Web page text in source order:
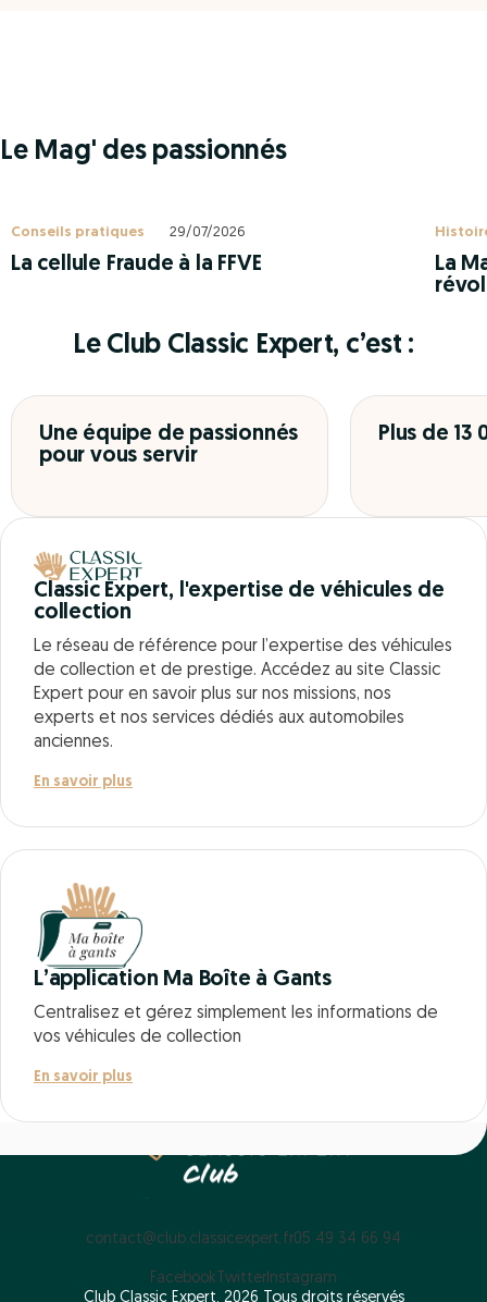
Le Mag' des passionnés
Conseils pratiques 29/07/2026
La cellule Fraude à la FFVE
La
Le Club Classic Expert, c’est :
Une équipe de passionnés
pour vous servir
Plus de 13
Classic Expert, l'expertise de véhicules de
collection
Le réseau de référence pour l’expertise des véhicules
de collection et de prestige. Accédez au site Classic
Expert pour en savoir plus sur nos missions, nos
experts et nos services dédiés aux automobiles
anciennes.
En savoir plus
L’application Ma Boîte à Gants
Centralisez et gérez simplement les informations de
vos véhicules de collection
En savoir plus
contact@club.classicexpert.fr05 49 34 66 94
Facebook TwitterInstagram
Club Classic Expert, 2026 Tous droits réservés